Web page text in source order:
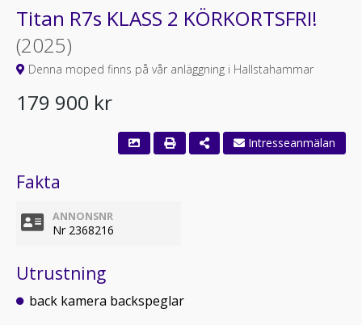
Titan R7s KLASS 2 KÖRKORTSFRI!
(2025)
Denna moped finns på vår anläggning i Hallstahammar
179 900 kr
Intresseanmälan
Fakta
ANNONSNR
Nr 2368216
Utrustning
back kamera backspeglar